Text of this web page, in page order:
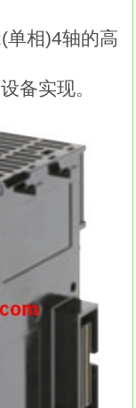
单相)4轴的高
备实现。